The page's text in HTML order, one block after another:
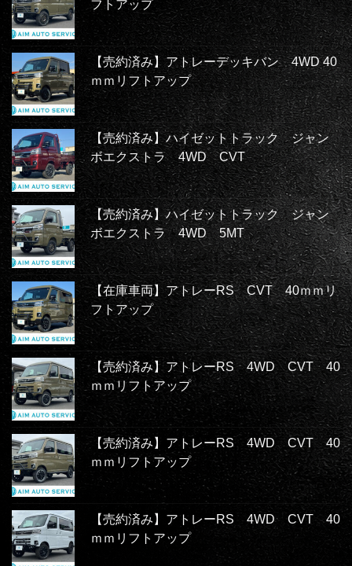
フトアップ
【売約済み】アトレーデッキバン 4WD 40
ｍｍリフトアップ
【売約済み】ハイゼットトラック ジャン
ボエクストラ 4WD CVT
【売約済み】ハイゼットトラック ジャン
ボエクストラ 4WD 5MT
【在庫車両】アトレーRS CVT 40ｍｍリ
フトアップ
【売約済み】アトレーRS 4WD CVT 40
ｍｍリフトアップ
【売約済み】アトレーRS 4WD CVT 40
ｍｍリフトアップ
【売約済み】アトレーRS 4WD CVT 40
ｍｍリフトアップ